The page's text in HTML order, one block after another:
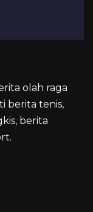
olah raga
berita tenis,
berita